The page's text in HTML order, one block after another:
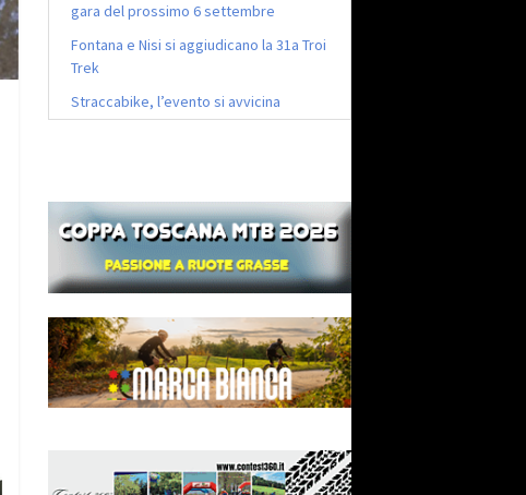
gara del prossimo 6 settembre
Fontana e Nisi si aggiudicano la 31a Troi
Trek
Straccabike, l’evento si avvicina